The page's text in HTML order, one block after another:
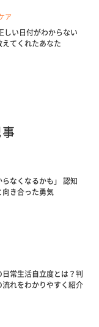
ア
しい日付がわからない
てくれたあなた
らなくなるかも」 認知
き合った勇気
常生活自立度とは？判
れをわかりやすく紹介